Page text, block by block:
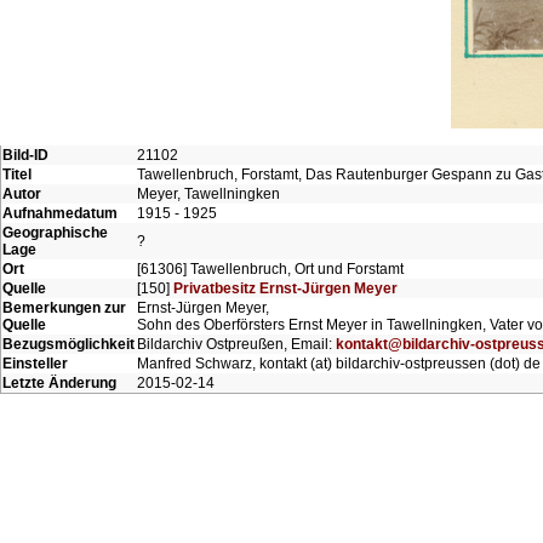
Bild-ID
21102
Titel
Tawellenbruch, Forstamt, Das Rautenburger Gespann zu
Autor
Meyer, Tawellningken
Aufnahmedatum
1915 - 1925
Geographische
Lage
?
Ort
[61306] Tawellenbruch, Ort und Forstamt
Quelle
[150] Privatbesitz Ernst-Jürgen Meyer
Bemerkungen zur
Quelle
Ernst-Jürgen Meyer,
Sohn des Oberförsters Ernst Meyer in Tawellningken, Vater
Bezugsmöglichkeit Bildarchiv Ostpreußen, Email: kontakt@bildarchiv-
Einsteller
Manfred Schwarz, kontakt (at) bildarchiv-ostpreussen (dot) de
Letzte Änderung
2015-02-14